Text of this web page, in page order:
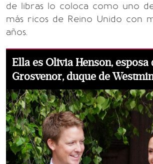
de libras lo coloca como uno
más ricos de Reino Unido con
años.
Ella es Olivia Henson, esposa
Grosvenor, duque de